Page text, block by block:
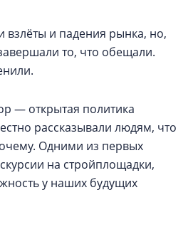
взлёты и падения рынка, но,
то, что обещали.
— открытая политика
рассказывали людям, что
Одними из первых
на стройплощадки,
у наших будущих